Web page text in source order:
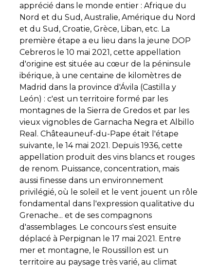
apprécié dans le monde entier : Afrique du
Nord et du Sud, Australie, Amérique du Nord
et du Sud, Croatie, Grèce, Liban, etc. La
première étape a eu lieu dans la jeune DOP
Cebreros le 10 mai 2021, cette appellation
d'origine est située au cœur de la péninsule
ibérique, à une centaine de kilomètres de
Madrid dans la province d'Ávila (Castilla y
León) : c'est un territoire formé par les
montagnes de la Sierra de Gredos et par les
vieux vignobles de Garnacha Negra et Albillo
Real. Châteauneuf-du-Pape était l'étape
suivante, le 14 mai 2021. Depuis 1936, cette
appellation produit des vins blancs et rouges
de renom. Puissance, concentration, mais
aussi finesse dans un environnement
privilégié, où le soleil et le vent jouent un rôle
fondamental dans l'expression qualitative du
Grenache... et de ses compagnons
d'assemblages. Le concours s'est ensuite
déplacé à Perpignan le 17 mai 2021. Entre
mer et montagne, le Roussillon est un
territoire au paysage très varié, au climat